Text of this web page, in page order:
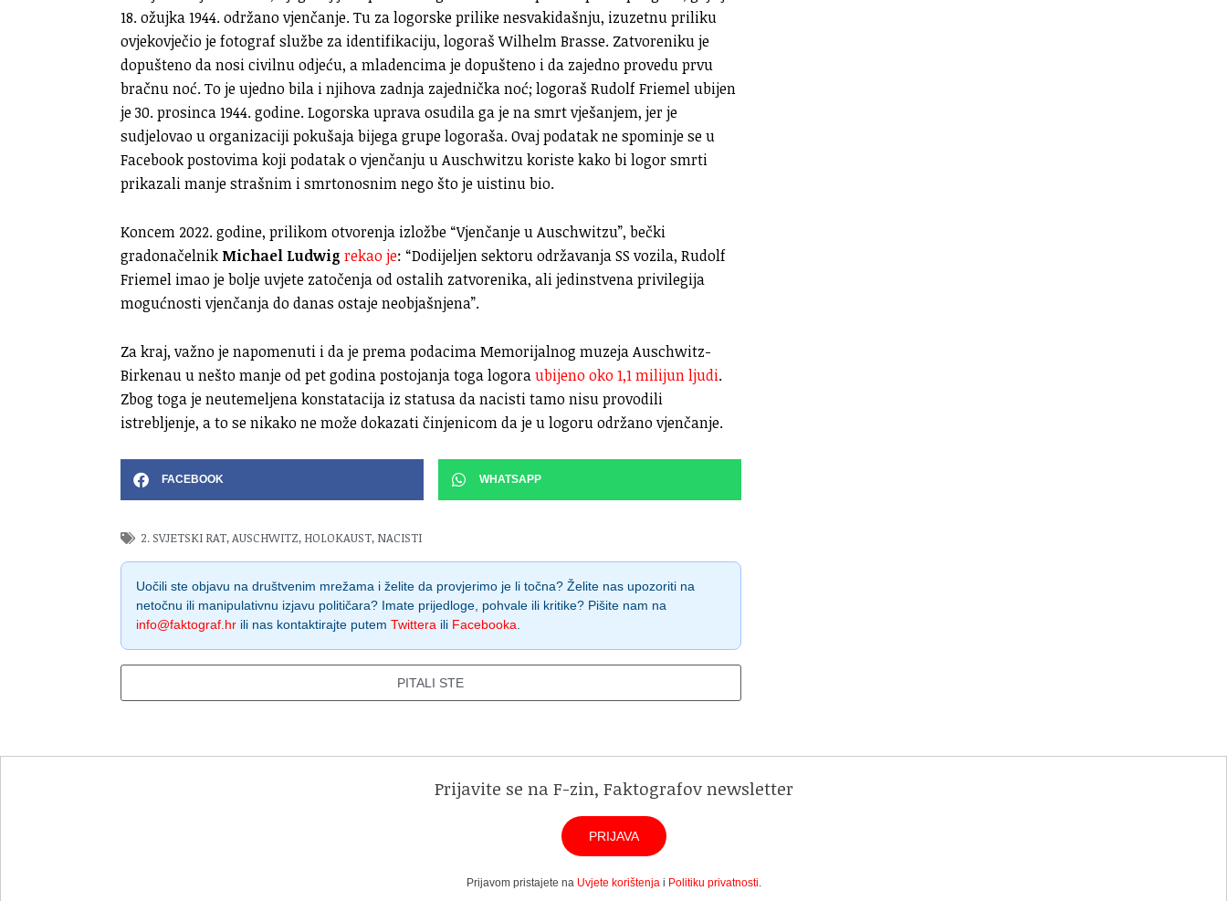
18. ožujka 1944. održano vjenčanje. Tu za logorske prilike nesvakidašnju, izuzetnu priliku
ovjekovječio je fotograf službe za identifikaciju, logoraš Wilhelm Brasse. Zatvoreniku je
dopušteno da nosi civilnu odjeću, a mladencima je dopušteno i da zajedno provedu prvu
bračnu noć. To je ujedno bila i njihova zadnja zajednička noć; logoraš Rudolf Friemel ubijen
je 30. prosinca 1944. godine. Logorska uprava osudila ga je na smrt vješanjem, jer je
sudjelovao u organizaciji pokušaja bijega grupe logoraša. Ovaj podatak ne spominje se u
Facebook postovima koji podatak o vjenčanju u Auschwitzu koriste kako bi logor smrti
prikazali manje strašnim i smrtonosnim nego što je uistinu bio.
Koncem 2022. godine, prilikom otvorenja izložbe “Vjenčanje u Auschwitzu”, bečki
gradonačelnik Michael Ludwig rekao je: “Dodijeljen sektoru održavanja SS vozila, Rudolf
Friemel imao je bolje uvjete zatočenja od ostalih zatvorenika, ali jedinstvena privilegija
mogućnosti vjenčanja do danas ostaje neobjašnjena”.
Za kraj, važno je napomenuti i da je prema podacima Memorijalnog muzeja Auschwitz-
Birkenau u nešto manje od pet godina postojanja toga logoraubijeno oko 1,1 milijun ljudi.
Zbog toga je neutemeljena konstatacija iz statusa da nacisti tamo nisu provodili
istrebljenje, a to se nikako ne može dokazati činjenicom da je u logoru održano vjenčanje.
FACEBOOK WHATSAPP
2. SVJETSKI RAT,AUSCHWITZ, HOLOKAUST, NACISTI
Uočili ste objavu na društvenim mrežama i želite da provjerimo je li točna? Želite nas upozoriti na
netočnu ili manipulativnu izjavu političara? Imate prijedloge, pohvale ili kritike? Pišite nam na
info@faktograf.hr ili nas kontaktirajte putem Twittera ili Facebooka
PITALI STE
Prijavite se na F-zin, Faktografov newsletter
PRIJAVA
Prijavom pristajete na Uvjete korištenjai Politiku privatnosti.